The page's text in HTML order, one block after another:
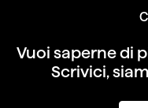
Vuoi saperne di
Scrivici,